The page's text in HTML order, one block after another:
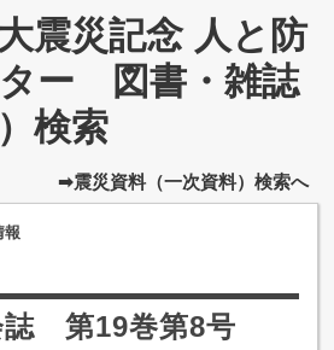
震災記念 人と防
ー 図書・雑誌
検索
➡震災資料（一次資料）検索へ
報
誌 第19巻第8号